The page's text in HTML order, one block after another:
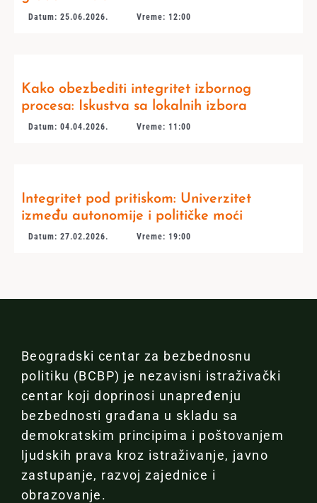
Datum: 25.06.2026. Vreme: 12:00
Kako obezbediti integritet izbornog
procesa: Iskustva sa lokalnih izbora
Datum: 04.04.2026. Vreme: 11:00
Integritet pod pritiskom: Univerzitet
između autonomije i političke moći
Datum: 27.02.2026. Vreme: 19:00
Beogradski centar za bezbednosnu
politiku (BCBP) je nezavisni istraživački
centar koji doprinosi unapređenju
bezbednosti građana u skladu sa
demokratskim principima i poštovanjem
ljudskih prava kroz istraživanje, javno
zastupanje, razvoj zajednice i
obrazovanje.